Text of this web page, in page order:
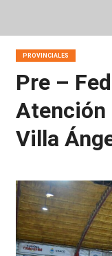
PROVINCIALES
Pre –
Atención
Villa